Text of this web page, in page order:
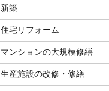
新築
住宅リフォーム
マンションの大規模修繕
生産施設の改修・修繕